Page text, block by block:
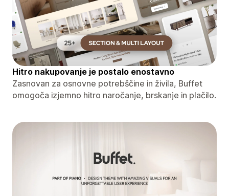
Hitro nakupovanje je postalo enostavno
Zasnovan za osnovne potrebščine in živila, Buffet
omogoča izjemno hitro naročanje, brskanje in plačilo.